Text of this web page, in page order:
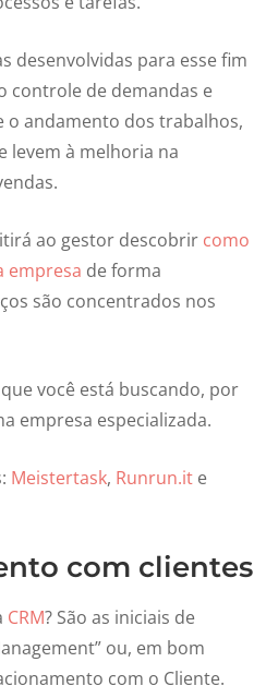
desenvolvidas para esse fim
controle de demandas e
andamento dos trabalhos,
levem à melhoria na
ao gestor descobrir como
empresa de forma
são concentrados nos
você está buscando, por
empresa especializada.
Meistertask, Runrun.it e
com clientes
CRM? São as iniciais de
ou, em bom
com o Cliente.